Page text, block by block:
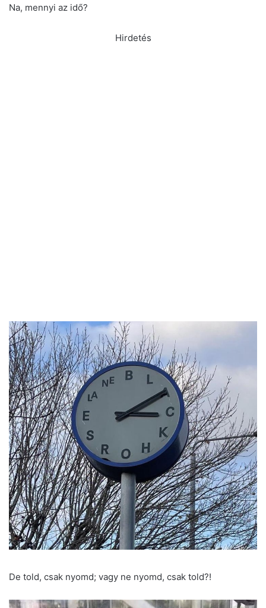
Na, mennyi az idő?
Hirdetés
De told, csak nyomd; vagy ne nyomd, csak told?!